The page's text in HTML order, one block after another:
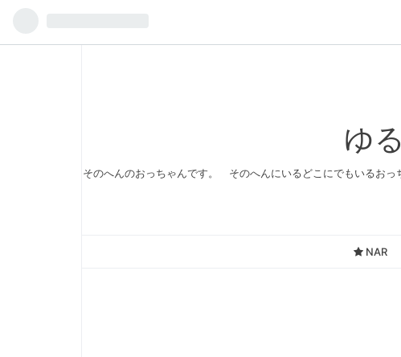
ゆ
そのへんのおっちゃんです。 そのへんにいるどこにでもいるお
NAR